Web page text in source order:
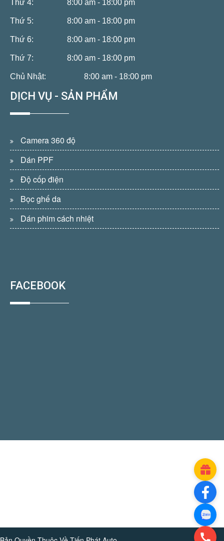
Thứ 4: 8:00 am - 18:00 pm
Thứ 5: 8:00 am - 18:00 pm
Thứ 6: 8:00 am - 18:00 pm
Thứ 7: 8:00 am - 18:00 pm
Chủ Nhật: 8:00 am - 18:00 pm
DỊCH VỤ - SẢN PHẨM
Camera 360 độ
Dán PPF
Độ cốp điện
Bọc ghế da
Dán phim cách nhiệt
FACEBOOK